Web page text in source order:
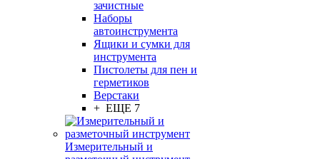
зачистные
Наборы
автоинструмента
Ящики и сумки для
инструмента
Пистолеты для пен и
герметиков
Верстаки
+ ЕЩЕ 7
Измерительный и